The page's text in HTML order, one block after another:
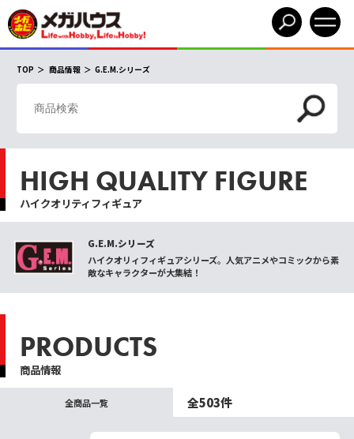
TOP 商品情報 G.E.M.シリーズ
HIGH QUALITY FIGURE
ハイクオリティフィギュア
G.E.M.シリーズ
ハイクオリィフィギュアシリーズ。人気アニメやコミックから素
敵なキャラクターが大集結！
PRODUCTS
商品情報
全商品一覧 全503件